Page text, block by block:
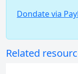
Dondate via
Related